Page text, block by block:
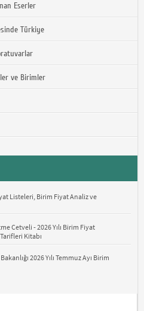
Eserler
Türkiye
ve Birimler
Listeleri, Birim Fiyat Analiz ve
Cetveli - 2026 Yılı Birim Fiyat
Kitabı
2026 Yılı Temmuz Ayı Birim